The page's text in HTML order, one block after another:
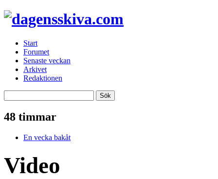
Start
Forumet
Senaste veckan
Arkivet
Redaktionen
48 timmar
En vecka bakåt
Video